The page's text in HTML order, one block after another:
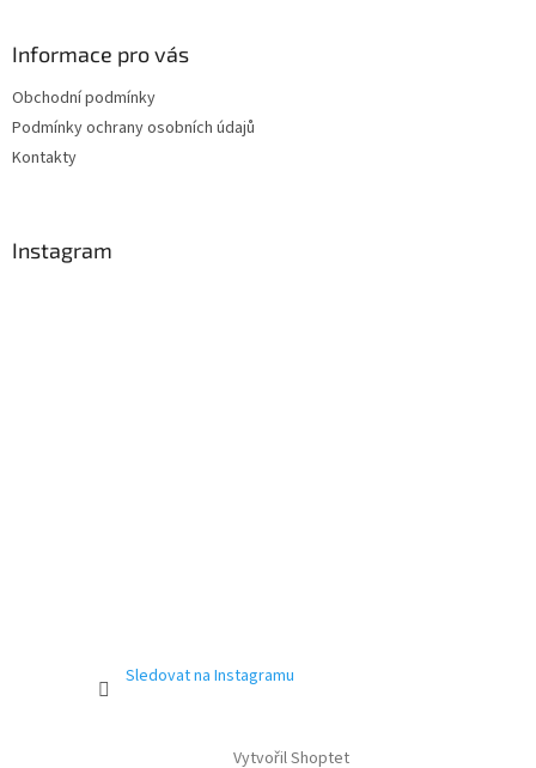
Informace pro vás
Obchodní podmínky
Podmínky ochrany osobních údajů
Kontakty
Instagram
Sledovat na Instagramu
Vytvořil Shoptet